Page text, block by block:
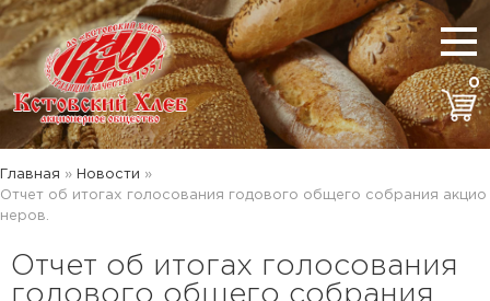
0
Главная » Новости »
Отчет об итогах голосования годового общего собрания акцио
неров.
Отчет об итогах голосования
годового общего собрания